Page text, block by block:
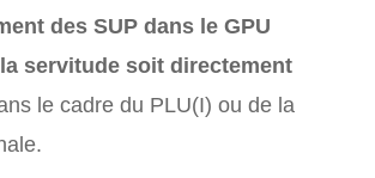
des SUP dans le GPU
servitude soit directement
le cadre du PLU(I) ou de la